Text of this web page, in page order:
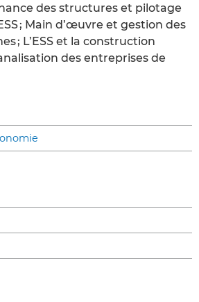
des structures et pilotage
; Main d’œuvre et gestion des
; L’ESS et la construction
des entreprises de